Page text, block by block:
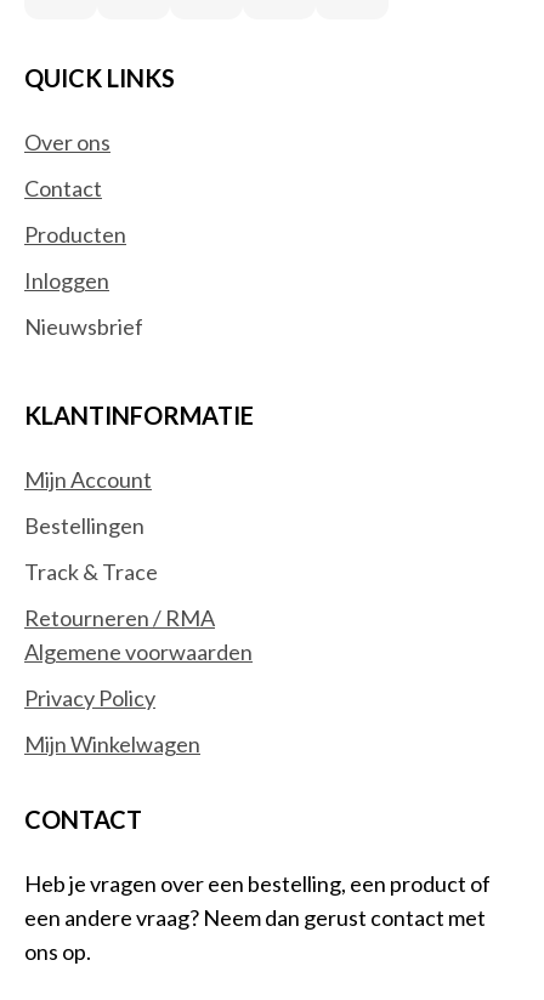
QUICK LINKS
Over ons
Contact
Producten
Inloggen
Nieuwsbrief
KLANTINFORMATIE
Mijn Account
Bestellingen
Track & Trace
Retourneren / RMA
Algemene voorwaarden
Privacy Policy
Mijn Winkelwagen
CONTACT
Heb je vragen over een bestelling, een product of
een andere vraag? Neem dan gerust contact met
ons op.